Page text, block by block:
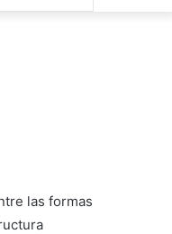
las formas